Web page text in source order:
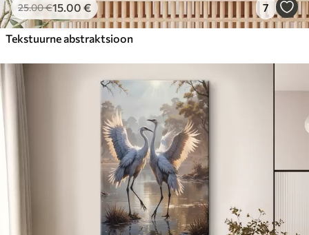
25.00€15.00 € 7
Tekstuurne abstraktsioon